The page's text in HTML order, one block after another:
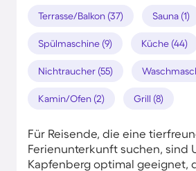
Terrasse/Balkon (37) Sauna (1)
Spülmaschine (9) Küche (44)
Nichtraucher (55)
Kamin/Ofen (2) Grill (8)
Für Reisende, die eine
Ferienunterkunft suchen, sind
Kapfenberg optimal geeignet,